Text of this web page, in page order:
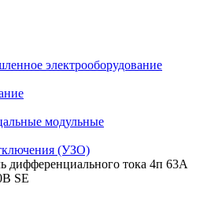
электрооборудование
модульные
(УЗО)
дифференциального тока 4п 63А
SE